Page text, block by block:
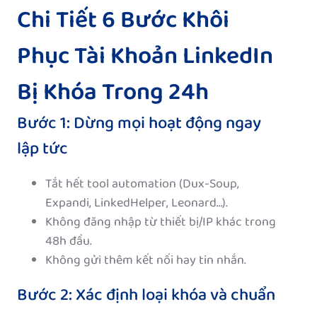
Chi Tiết 6 Bước Khôi
Phục Tài Khoản LinkedIn
Bị Khóa Trong 24h
Bước 1: Dừng mọi hoạt động ngay
lập tức
Tắt hết tool automation (Dux-Soup,
Expandi, LinkedHelper, Leonard…).
Không đăng nhập từ thiết bị/IP khác trong
48h đầu.
Không gửi thêm kết nối hay tin nhắn.
Bước 2: Xác định loại khóa và chuẩn